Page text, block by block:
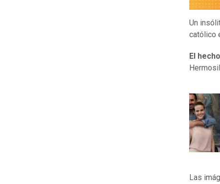
Un
católico
El
Las